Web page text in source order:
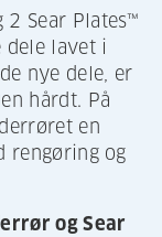
Sear Plates™
dele lavet i
nye dele, er
hårdt. På
en
rengøring og
og Sear